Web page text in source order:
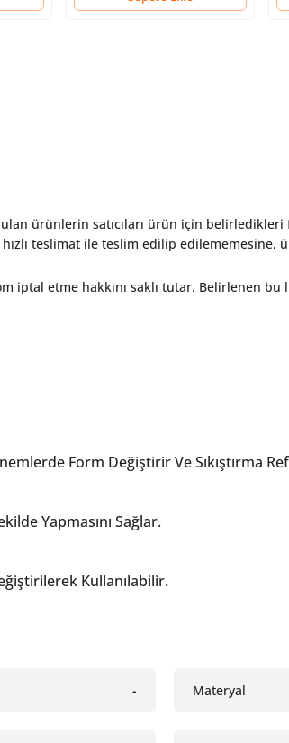
ürünlerin satıcıları ürün için belirledikleri
teslimat ile teslim edilip
etme hakkını saklı tutar. Belirlenen
Form Değiştirir Ve Sıkıştırma
Yapmasını Sağlar.
Kullanılabilir.
- Materyal